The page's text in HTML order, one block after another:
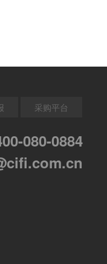
采购平台
080-0884